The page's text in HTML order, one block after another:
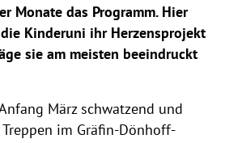
Monate das Programm. Hier
Kinderuni ihr Herzensprojekt
sie am meisten beeindruckt
März schwatzend und
im Gräfin-Dönhoff-